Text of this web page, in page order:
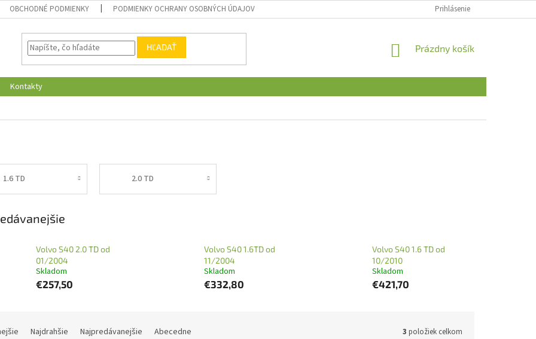
OBCHODNÉ PODMIENKY PODMIENKY OCHRANY OSOBNÝCH ÚDAJOV Prihlásenie
HĽADAŤ
NÁKUPNÝ
Prázdny košík
Kontakty
1.6 TD 2.0 TD
Volvo S40 2.0 TD od
01/2004
Skladom
€257,50
Volvo S40 1.6TD od
11/2004
Skladom
€332,80
Volvo S40 1.6 TD od
10/2010
Skladom
€421,70
Najdrahšie Najpredávanejšie Abecedne 3 položiek celkom